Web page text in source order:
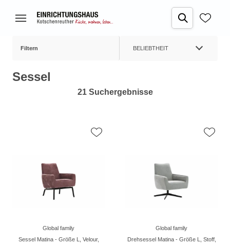
Filtern BELIEBTHEIT
Sessel
21 Suchergebnisse
Global family
Sessel Matina - Größe L, Velour,
Global family
Drehsessel Matina - Größe L, Stoff,